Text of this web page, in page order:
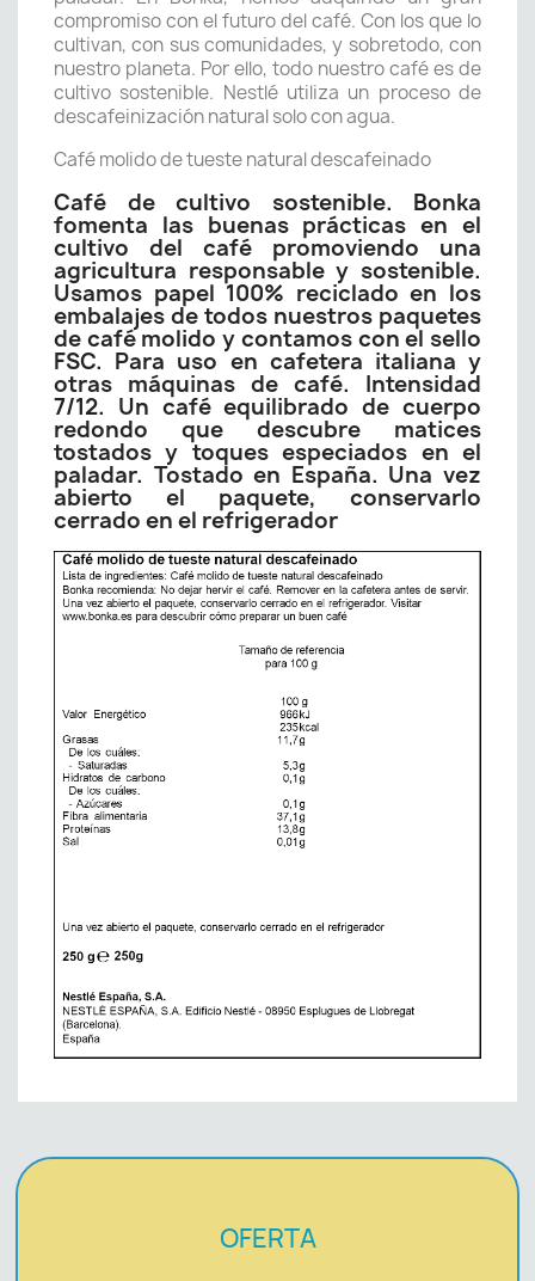
compromiso con el futuro del café. Con los que lo
cultivan, con sus comunidades, y sobretodo, con
nuestro planeta. Por ello, todo nuestro café es de
cultivo sostenible. Nestlé utiliza un proceso de
descafeinización natural solo con agua.
Café molido de tueste natural descafeinado
Café de cultivo sostenible. Bonka
fomenta las buenas prácticas en el
cultivo del café promoviendo una
agricultura responsable y sostenible.
Usamos papel 100% reciclado en los
embalajes de todos nuestros paquetes
de café molido y contamos con el sello
FSC. Para uso en cafetera italiana y
otras máquinas de café. Intensidad
7/12. Un café equilibrado de cuerpo
redondo que descubre matices
tostados y toques especiados en el
paladar. Tostado en España. Una vez
abierto el paquete, conservarlo
cerrado en el refrigerador
OFERTA